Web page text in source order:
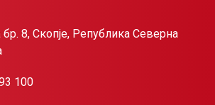
бр. 8, Скопје, Република Северна
100